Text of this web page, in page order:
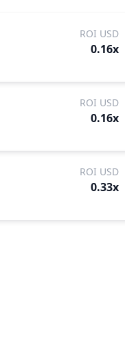
ROI USD
0.16x
ROI USD
0.16x
ROI USD
0.33x